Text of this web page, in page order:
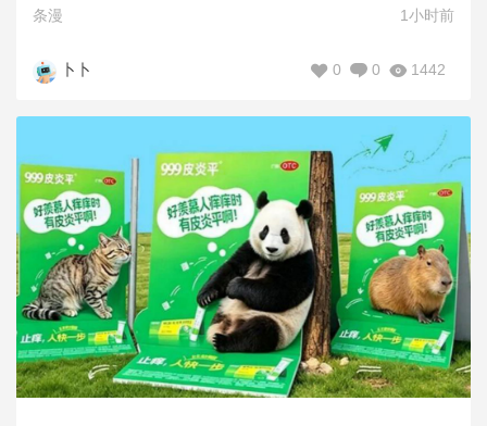
条漫 1小时前
卜卜 1442
0
0